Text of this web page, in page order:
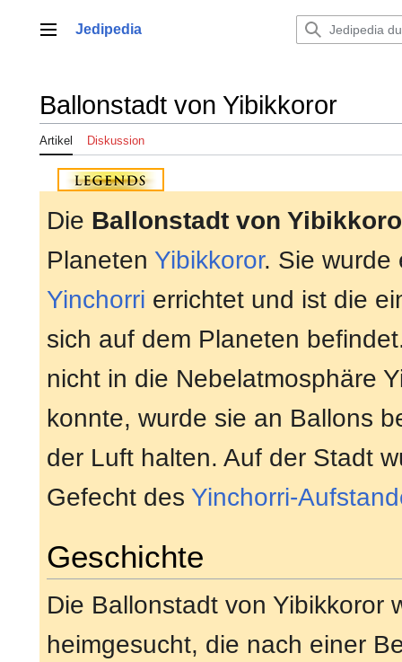
springenHauptmenü
Jedipedia
Ballonstadt von Yibikkoror
Artikel Diskussion
Die Ballonstadt von
Planeten Yibikkoror. Sie wurde
Yinchorri errichtet und ist die
sich auf dem Planeten
nicht in die Nebelatmosphäre
konnte, wurde sie an Ballons
der Luft halten. Auf der Stadt
Gefecht des Yinchorri-
Geschichte
Die Ballonstadt von
heimgesucht, die nach einer